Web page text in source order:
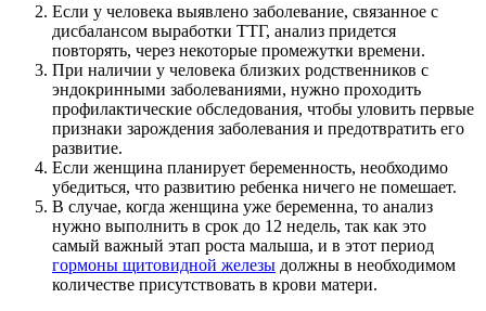
Если у человека выявлено заболевание, связанное с
дисбалансом выработки ТТГ, анализ придется
повторять, через некоторые промежутки времени.
При наличии у человека близких родственников с
эндокринными заболеваниями, нужно проходить
профилактические обследования, чтобы уловить первые
признаки зарождения заболевания и предотвратить его
развитие.
Если женщина планирует беременность, необходимо
убедиться, что развитию ребенка ничего не помешает.
В случае, когда женщина уже беременна, то анализ
нужно выполнить в срок до 12 недель, так как это
самый важный этап роста малыша, и в этот период
гормоны щитовидной железы должны в необходимом
количестве присутствовать в крови матери.